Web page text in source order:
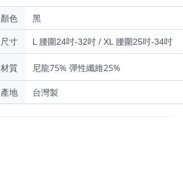
顏色
黑
尺寸
L 腰圍24吋-32吋 / XL 腰圍25吋-34吋
材質 尼龍75% 彈性纖維25%
產地 台灣製